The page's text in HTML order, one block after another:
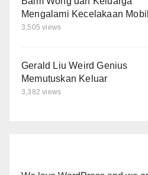
Mengalami Kecelakaan Mobil
3,505 views
Gerald Liu Weird Genius
Memutuskan Keluar
3,382 views